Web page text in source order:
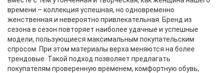
времени – коллекция успешная, но одновременно
женственная и невероятно привлекательная. Бренд из
сезона в сезон повторяет наиболее удачные и успешные
модели, пользующиеся максимальным покупательским
спросом. При этом материалы верха меняются на более
трендовые. Такой подход позволяет предлагать
покупателям проверенную временем, комфортную обувь,